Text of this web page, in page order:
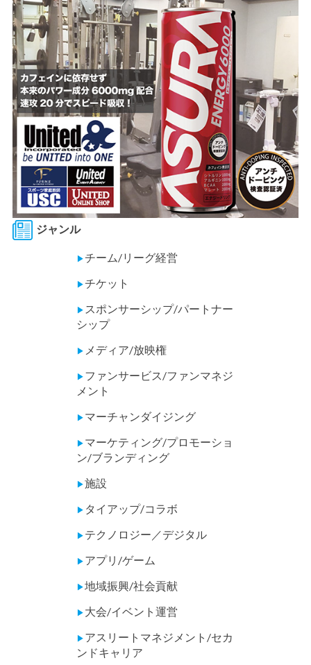
ジャンル
▶チーム/リーグ経営
▶チケット
▶ スポンサーシップ/パートナー
シップ
▶ メディア/放映権
▶ ファンサービス/ファンマネジ
メント
▶ マーチャンダイジング
▶ マーケティング/プロモーショ
ン/ブランディング
▶施設
▶ タイアップ/コラボ
▶ テクノロジー／デジタル
▶ アプリ/ゲーム
▶地域振興/社会貢献
▶ 大会/イベント運営
▶ アスリートマネジメント/セカ
ンドキャリア